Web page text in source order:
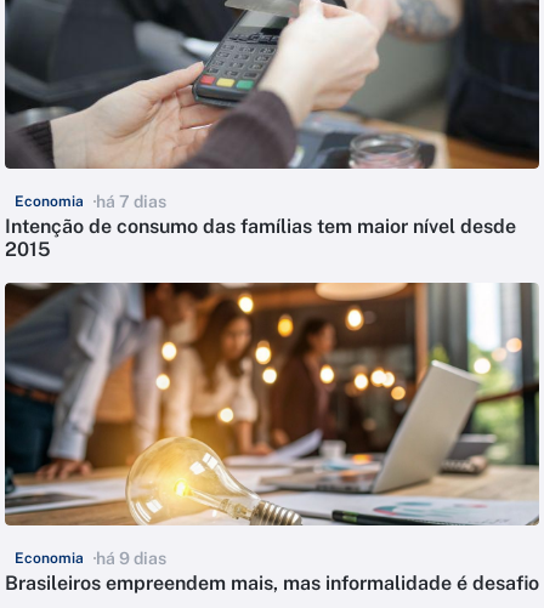
Economia há 7 dias
Intenção de consumo das famílias tem maior nível desde
2015
Economia há 9 dias
Brasileiros empreendem mais, mas informalidade é desafio